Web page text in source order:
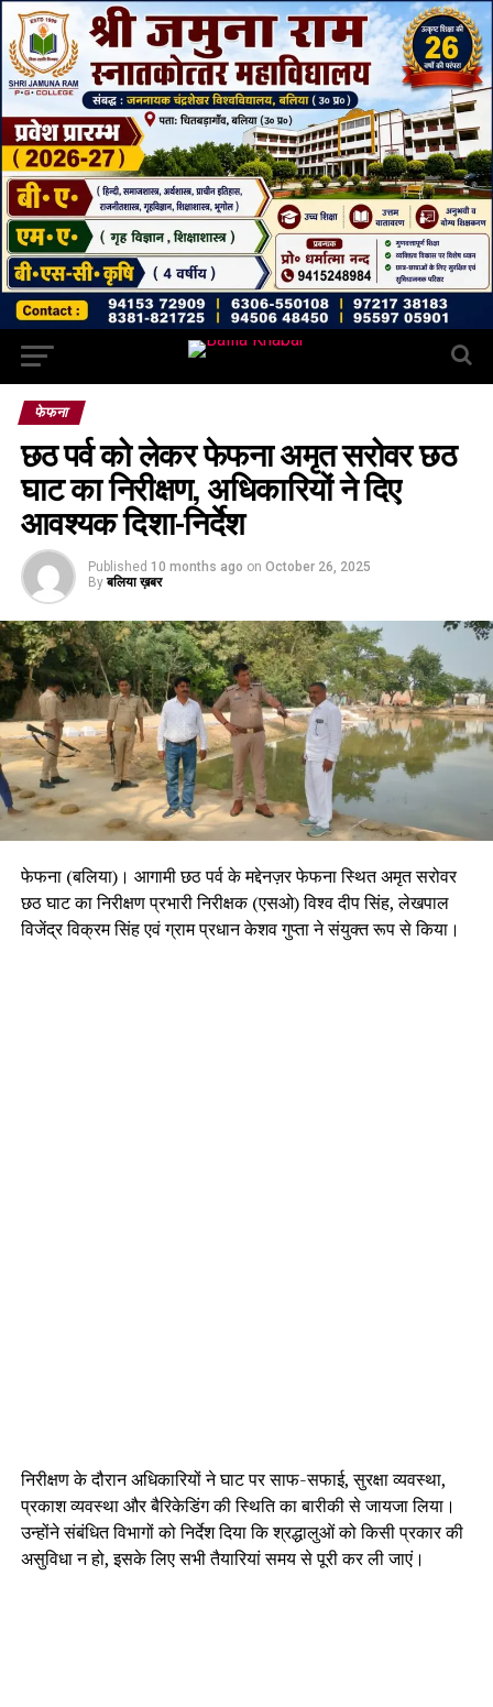
फेफना
छठ पर्व को लेकर फेफना अमृत सरोवर छठ
घाट का निरीक्षण, अधिकारियों ने दिए
आवश्यक दिशा-निर्देश
Published 10 months ago on October 26, 2025
By बलिया ख़बर
फेफना (बलिया)। आगामी छठ पर्व के मद्देनज़र फेफना स्थित अमृत सरोवर
छठ घाट का निरीक्षण प्रभारी निरीक्षक (एसओ) विश्व दीप सिंह, लेखपाल
विजेंद्र विक्रम सिंह एवं ग्राम प्रधान केशव गुप्ता ने संयुक्त रूप से किया।
निरीक्षण के दौरान अधिकारियों ने घाट पर साफ-सफाई, सुरक्षा व्यवस्था,
प्रकाश व्यवस्था और बैरिकेडिंग की स्थिति का बारीकी से जायजा लिया।
उन्होंने संबंधित विभागों को निर्देश दिया कि श्रद्धालुओं को किसी प्रकार की
असुविधा न हो, इसके लिए सभी तैयारियां समय से पूरी कर ली जाएं।